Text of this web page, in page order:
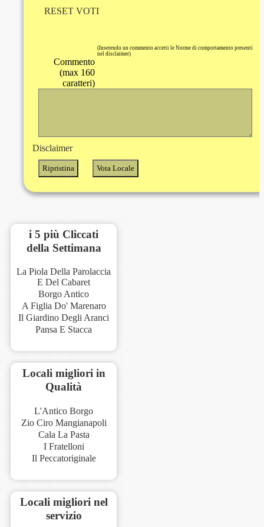
RESET VOTI
(Inserendo un commento accetti le Norme di comportamento presenti
nel disclaimer)
Commento
(max 160
caratteri)
Disclaimer
i 5 più Cliccati
della Settimana
La Piola Della Parolaccia
E Del Cabaret
Borgo Antico
A Figlia Do' Marenaro
Il Giardino Degli Aranci
Pansa E Stacca
Locali migliori in
Qualità
L'Antico Borgo
Zio Ciro Mangianapoli
Cala La Pasta
I Fratelloni
Il Peccatoriginale
Locali migliori nel
servizio